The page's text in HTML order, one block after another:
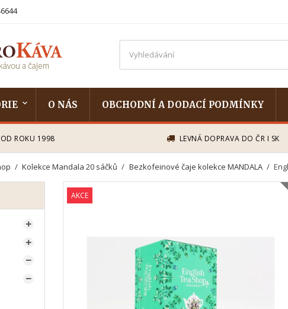
O NÁS OBCHODNÍ A DODACÍ PODMÍNKY
ROKU 1998 LEVNÁ DOPRAVA DO ČR I SK
Kolekce Mandala 20 sáčků Bezkofeinové čaje kolekce MANDALA




AKCE